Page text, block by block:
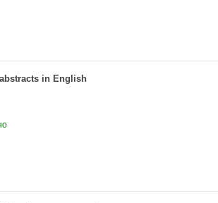
in English